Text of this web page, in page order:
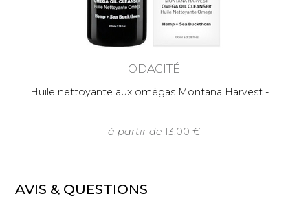
ODACITÉ
Huile nettoyante aux omégas Montana Harvest -
à partir de 13,00
AVIS & QUESTIONS